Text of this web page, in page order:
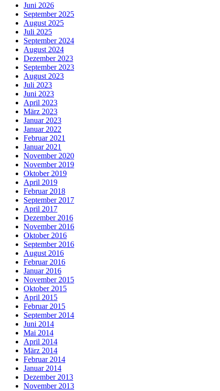
Juni 2026
September 2025
August 2025
Juli 2025
September 2024
August 2024
Dezember 2023
September 2023
August 2023
Juli 2023
Juni 2023
April 2023
März 2023
Januar 2023
Januar 2022
Februar 2021
Januar 2021
November 2020
November 2019
Oktober 2019
April 2019
Februar 2018
September 2017
April 2017
Dezember 2016
November 2016
Oktober 2016
September 2016
August 2016
Februar 2016
Januar 2016
November 2015
Oktober 2015
April 2015
Februar 2015
September 2014
Juni 2014
Mai 2014
April 2014
März 2014
Februar 2014
Januar 2014
Dezember 2013
November 2013